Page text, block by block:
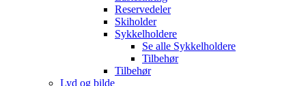
Reservedeler
Skiholder
Sykkelholdere
Se alle Sykkelholdere
Tilbehør
Tilbehør
Lyd og bilde